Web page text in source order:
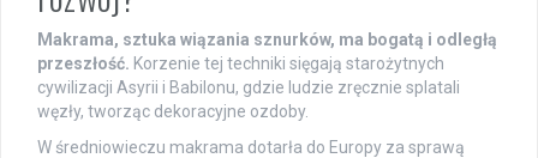
Makrama, sztuka wiązania sznurków, ma bogatą i odległą
przeszłość. Korzenie tej techniki sięgają starożytnych
cywilizacji Asyrii i Babilonu, gdzie ludzie zręcznie splatali
węzły, tworząc dekoracyjne ozdoby.
W średniowieczu makrama dotarła do Europy za sprawą